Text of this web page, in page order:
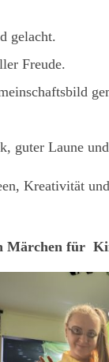
gelacht.
Freude.
guter Laune
Kreativität
Märchen für